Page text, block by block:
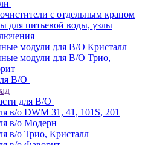
с отдельным краном
для питьевой воды, узлы
модули для В/О Кристалл
модули для В/О Трио,
В/О
для В/О
в/о DWM 31, 41, 101S, 201
в/о Модерн
в/о Трио, Кристалл